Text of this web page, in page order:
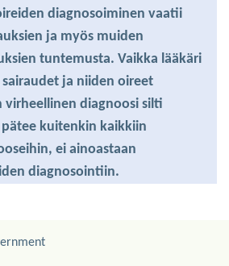
diagnosoiminen vaatii
ja myös muiden
tuntemusta. Vaikka lääkäri
ja niiden oireet
diagnoosi silti
kuitenkin kaikkiin
ei ainoastaan
diagnosointiin.